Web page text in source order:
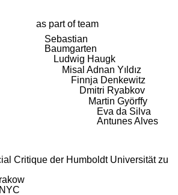
as part of team
Sebastian
Baumgarten
Ludwig Haugk
Misal Adnan Yıldız
Finnja Denkewitz
Dmitri Ryabkov
Martin Györffy
Eva da Silva
Antunes Alves
Critique der Humboldt Universität zu